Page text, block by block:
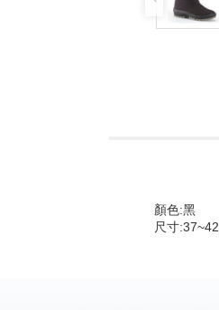
顏色:黑
尺寸:37~42